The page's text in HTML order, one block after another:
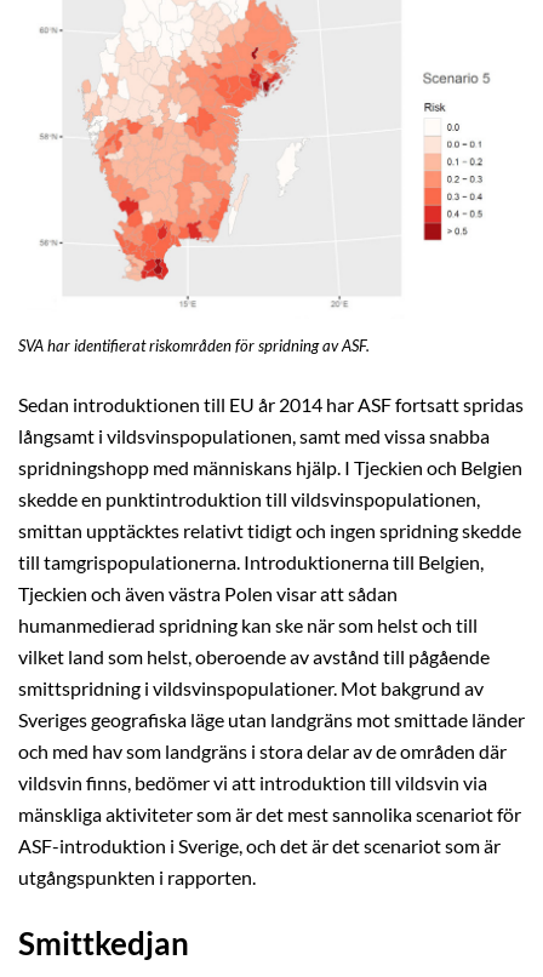
SVA har identifierat riskområden för spridning av ASF.
Sedan introduktionen till EU år 2014 har ASF fortsatt spridas
långsamt i vildsvinspopulationen, samt med vissa snabba
spridningshopp med människans hjälp. I Tjeckien och Belgien
skedde en punktintroduktion till vildsvinspopulationen,
smittan upptäcktes relativt tidigt och ingen spridning skedde
till tamgrispopulationerna. Introduktionerna till Belgien,
Tjeckien och även västra Polen visar att sådan
humanmedierad spridning kan ske när som helst och till
vilket land som helst, oberoende av avstånd till pågående
smittspridning i vildsvinspopulationer. Mot bakgrund av
Sveriges geografiska läge utan landgräns mot smittade länder
och med hav som landgräns i stora delar av de områden där
vildsvin finns, bedömer vi att introduktion till vildsvin via
mänskliga aktiviteter som är det mest sannolika scenariot för
ASF-introduktion i Sverige, och det är det scenariot som är
utgångspunkten i rapporten.
Smittkedjan